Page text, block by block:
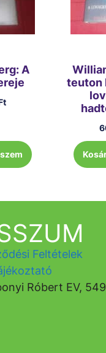
A
teuton
Feltételek
Róbert EV,